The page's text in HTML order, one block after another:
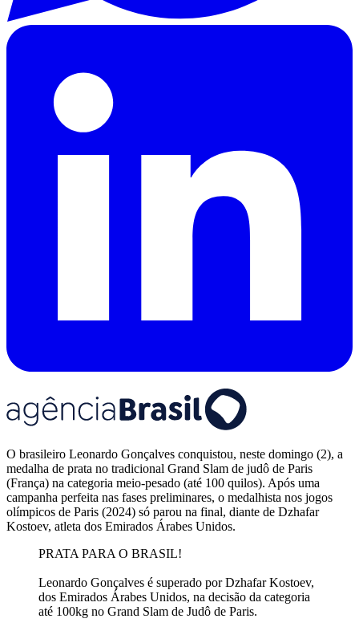
O brasileiro Leonardo Gonçalves conquistou, neste domingo (2), a
medalha de prata no tradicional Grand Slam de judô de Paris
(França) na categoria meio-pesado (até 100 quilos). Após uma
campanha perfeita nas fases preliminares, o medalhista nos jogos
olímpicos de Paris (2024) só parou na final, diante de Dzhafar
Kostoev, atleta dos Emirados Árabes Unidos.
PRATA PARA O BRASIL!
Leonardo Gonçalves é superado por Dzhafar Kostoev,
dos Emirados Árabes Unidos, na decisão da categoria
até 100kg no Grand Slam de Judô de Paris.